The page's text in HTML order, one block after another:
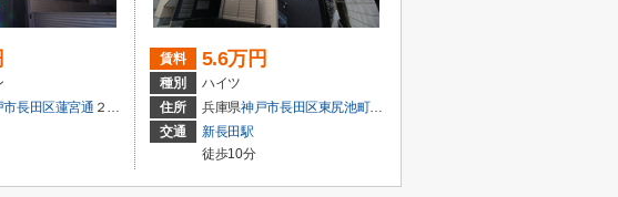
市長田区蓮宮通 ２丁目
賃料 5.6万円
種別
ハイツ
住所
兵庫県神戸市長田区東尻池町１丁目
交通
新長田駅
徒歩10分